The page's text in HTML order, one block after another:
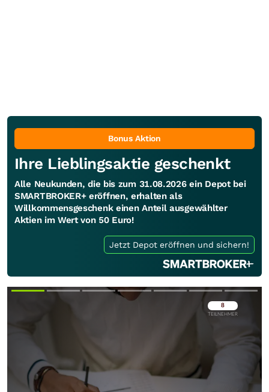
Bonus Aktion
Ihre Lieblingsaktie geschenkt
Alle Neukunden, die bis zum 31.08.2026 ein Depot bei
SMARTBROKER+ eröffnen, erhalten als
Willkommensgeschenk einen Anteil ausgewählter
Aktien im Wert von 50 Euro!
Jetzt Depot eröffnen und sichern!